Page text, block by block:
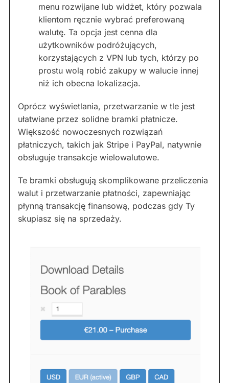
menu rozwijane lub widżet, który pozwala
klientom ręcznie wybrać preferowaną
walutę. Ta opcja jest cenna dla
użytkowników podróżujących,
korzystających z VPN lub tych, którzy po
prostu wolą robić zakupy w walucie innej
niż ich obecna lokalizacja.
Oprócz wyświetlania, przetwarzanie w tle jest
ułatwiane przez solidne bramki płatnicze.
Większość nowoczesnych rozwiązań
płatniczych, takich jak Stripe i PayPal, natywnie
obsługuje transakcje wielowalutowe.
Te bramki obsługują skomplikowane przeliczenia
walut i przetwarzanie płatności, zapewniając
płynną transakcję finansową, podczas gdy Ty
skupiasz się na sprzedaży.